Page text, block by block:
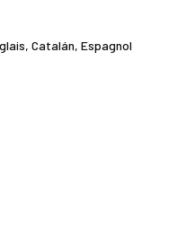
Catalán, Espagnol